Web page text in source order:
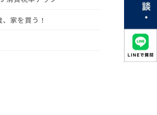
、家を買う！